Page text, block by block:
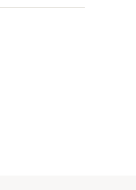
ljud – både till